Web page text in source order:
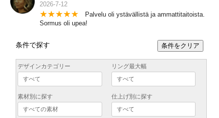
2026-7-12
★★★★★ Palvelu oli ystävällistä ja ammattitaitoista.
Sormus oli upea!
条件で探す 条件をクリア
デザインカテゴリー リング最大幅
素材別に探す 仕上げ別に探す